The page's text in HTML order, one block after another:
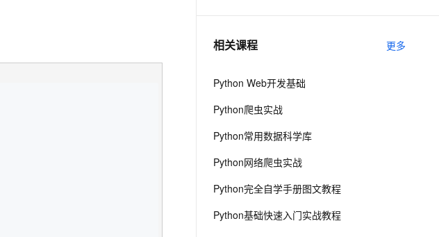
java 与 scala 正则表达式
相关课程 更多
Python Web开发基础
Python爬虫实战
Python常用数据科学库
Python网络爬虫实战
Python完全自学手册图文教程
Python基础快速入门实战教程
大模型原生应用
千问办公 NEW
一站式AI生产力平台
伶鹊
多模态内容创作工具，已接入 DeepSeek
自动承接线索、识别商机，让客服更高效、服务更出色。